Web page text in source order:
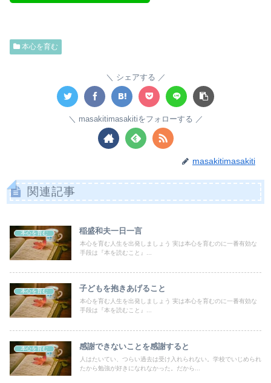
本心を育む
シェアする
masakitimasakitiをフォローする
masakitimasakiti
関連記事
本心を育む 稲盛和夫一日一言
本心を育む人生を出発しましょう 実は本心を育むのに一番有効な
手段は『本を読むこと』...
本心を育む 子どもを抱きあげること
本心を育む人生を出発しましょう 実は本心を育むのに一番有効な
手段は『本を読むこと』...
本心を育む 感謝できないことを感謝すると
人はたいてい、つらい過去は受け入れられない。学校でいじめられ
たから勉強が好きになれなかった。だから...